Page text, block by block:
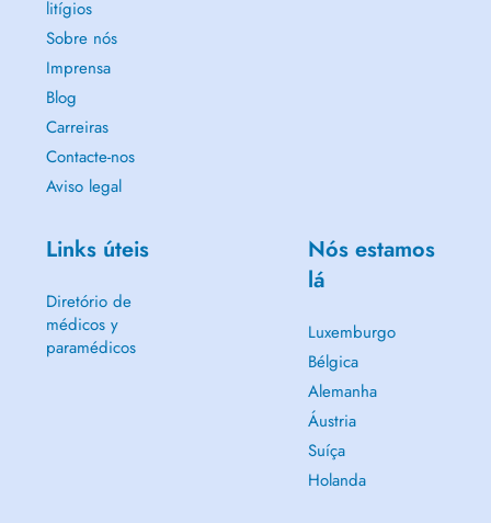
litígios
Sobre nós
Imprensa
Blog
Carreiras
Contacte-nos
Aviso legal
Links úteis
Diretório de
médicos y
paramédicos
Nós estamos
lá
Luxemburgo
Bélgica
Alemanha
Áustria
Suíça
Holanda